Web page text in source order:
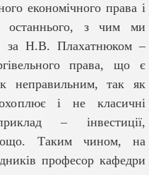
економічного права і
останнього, з чим ми
а за Н.В. Плахатнюком –
права, що є
неправильним, так як
і не класичні
– інвестиції,
Таким чином, на
професор кафедри